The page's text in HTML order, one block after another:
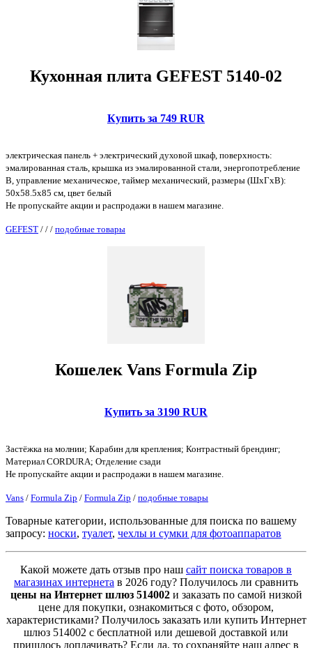
Кухонная плита GEFEST 5140-02
Купить за 749 RUR
электрическая панель + электрический духовой шкаф, поверхность:
эмалированная сталь, крышка из эмалированной стали, энергопотребление
B, управление механическое, таймер механический, размеры (ШхГхВ):
50x58.5x85 см, цвет белый
Не пропускайте акции и распродажи в нашем магазине.
GEFEST / / / подобные товары
Кошелек Vans Formula Zip
Купить за 3190 RUR
Застёжка на молнии; Карабин для крепления; Контрастный брендинг;
Материал CORDURA; Отделение сзади
Не пропускайте акции и распродажи в нашем магазине.
Vans / Formula Zip / Formula Zip / подобные товары
Товарные категории, использованные для поиска по вашему
запросу: носки, туалет, чехлы и сумки для фотоаппаратов
Какой можете дать отзыв про наш сайт поиска товаров в
магазинах интернета в 2026 году? Получилось ли сравнить
цены на Интернет шлюз 514002и заказать по самой низкой
цене для покупки, ознакомиться с фото, обзором,
характеристиками? Получилось заказать или купить Интернет
шлюз 514002 с бесплатной или дешевой доставкой или
пришлось доплачивать? Если да, то сохраняйте наш адрес в